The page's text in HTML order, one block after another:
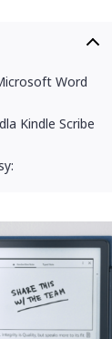
Word
Kindle Scribe